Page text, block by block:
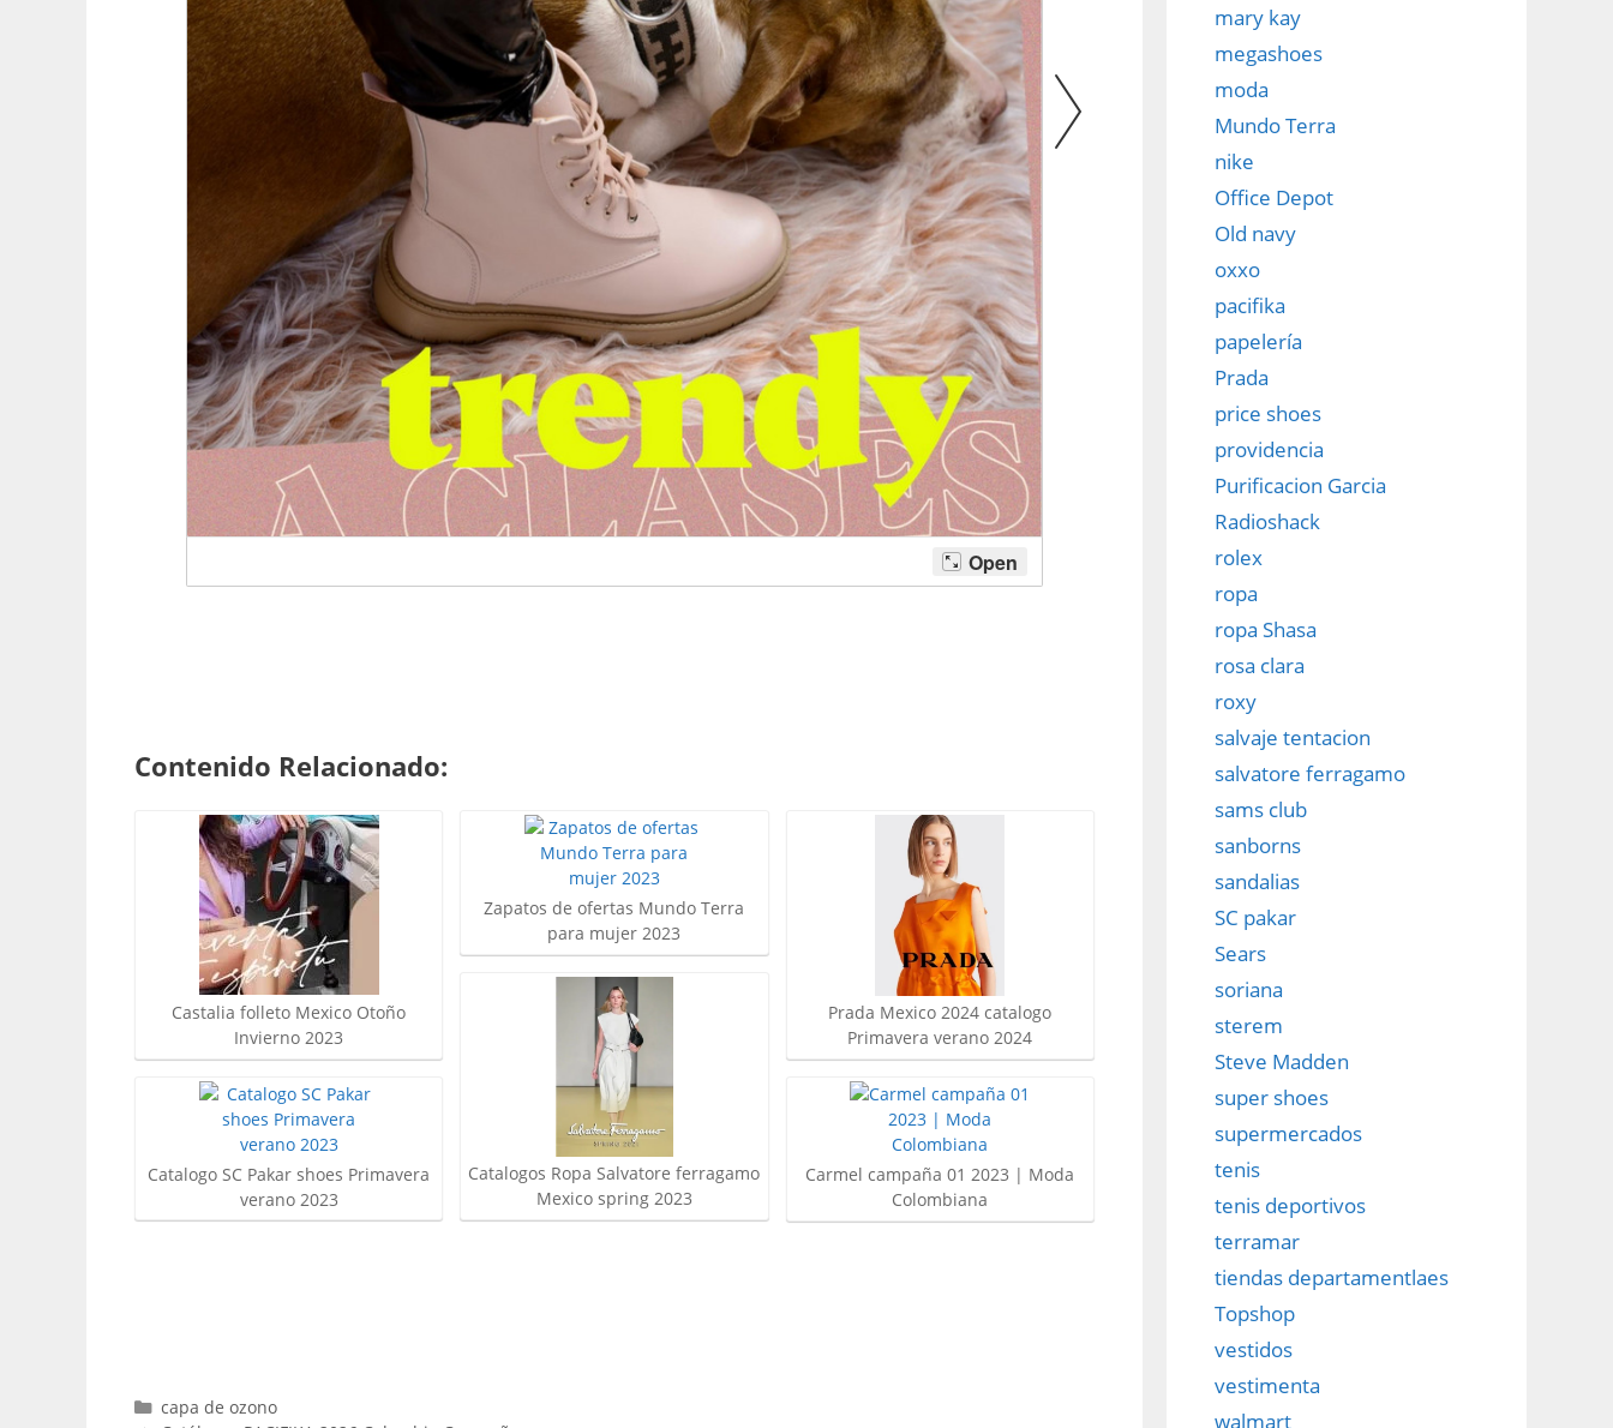
Contenido Relacionado:
Castalia folleto Mexico Otoño
Invierno 2023
Catalogo SC Pakar shoes Primavera
verano 2023
Zapatos de ofertas Mundo Terra
para mujer 2023
Catalogos Ropa Salvatore ferragamo
Mexico spring 2023
Prada Mexico 2024 catalogo
Primavera verano 2024
Carmel campaña 01 2023 | Moda
Colombiana
Categorías
capa de ozono
mary kay
megashoes
moda
Mundo Terra
nike
Office Depot
Old navy
oxxo
pacifika
papelería
Prada
price shoes
providencia
Purificacion Garcia
Radioshack
rolex
ropa
ropa Shasa
rosa clara
roxy
salvaje tentacion
salvatore ferragamo
sams club
sanborns
sandalias
SC pakar
Sears
soriana
sterem
Steve Madden
super shoes
supermercados
tenis
tenis deportivos
terramar
tiendas departamentlaes
Topshop
vestidos
vestimenta
walmart